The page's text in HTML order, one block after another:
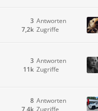
Antworten
3
Zugriffe
7,2k
Antworten
3
Zugriffe
11k
Antworten
8
Zugriffe
7,4k